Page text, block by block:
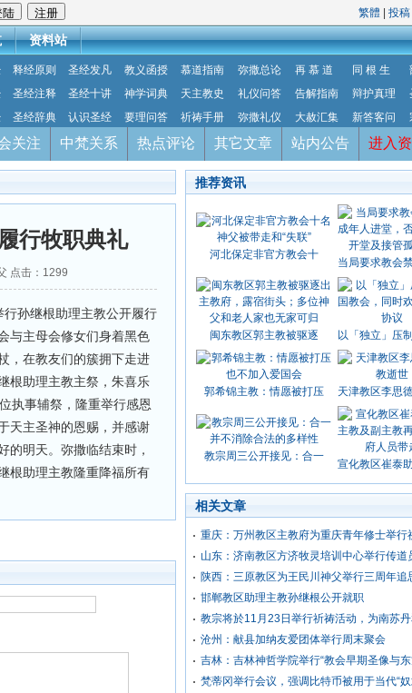
繁體 投稿
资料站
释经原则 圣经发凡 教义函授 慕道指南 弥撒总论 再 慕 道 同 根 生
圣经注释 圣经十讲 神学词典 天主教史 礼仪问答 告解指南 辩护真理
圣经辞典 认识圣经 要理问答 祈祷手册 弥撒礼仪 大赦汇集 新答客问
关注 中梵关系 热点评论 其它文章 站内公告 进入
行牧职典礼
点击： 1299
孙继根助理主教公开履行
与主母会修女们身着黑色
，在教友们的簇拥下走进
根助理主教主祭，朱喜乐
执事辅祭，隆重举行感恩
天主圣神的恩赐，并感谢
的明天。弥撒临结束时，
根助理主教隆重降福所有
推荐资讯
河北保定非官方教会十
当局要求教会
闽东教区郭主教被驱逐 以「独立」压
郭希锦主教：情愿被打压 天津教区李思
教宗周三公开接见：合一
宣化教区崔泰
相关文章
重庆：万州教区主教府为重庆青年修士举行
山东：济南教区方济牧灵培训中心举行传道
陕西：三原教区为王民川神父举行三周年追
邯郸教区助理主教孙继根公开就职
教宗将於11月23日举行祈祷活动，为南苏丹
沧州：献县加纳友爱团体举行周末聚会
吉林：吉林神哲学院举行“教会早期圣像与
梵蒂冈举行会议，强调比特币被用于当代“